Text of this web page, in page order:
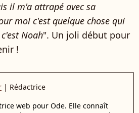
il m'a attrapé avec sa
moi c'est quelque chose qui
Noah". Un joli début pour
!
| Rédactrice
web pour Ode. Elle connaît